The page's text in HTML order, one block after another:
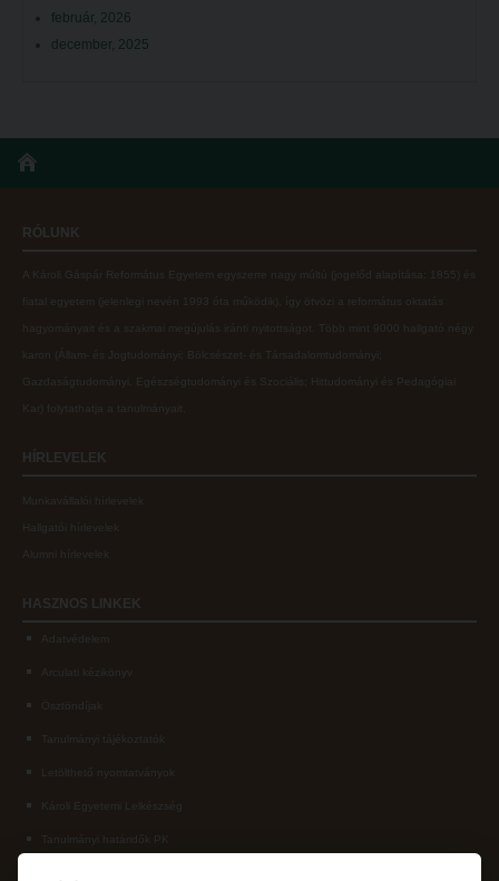
február, 2026
december, 2025
RÓLUNK
A Károli Gáspár Református Egyetem egyszerre nagy múltú (jogelőd alapítása: 1855) és
fiatal egyetem (jelenlegi nevén 1993 óta működik), így ötvözi a református oktatás
hagyományait és a szakmai megújulás iránti nyitottságot. Több mint 9000 hallgató négy
karon ( Állam- és Jogtudományi; Bölcsészet- és Társadalomtudományi;
Gazdaságtudományi, Egészségtudományi és Szociális; Hittudományi és Pedagógiai
Kar ) folytathatja a tanulmányait.
HÍRLEVELEK
Munkavállalói hírlevelek
Hallgatói hírlevelek
Alumni hírlevelek
HASZNOS LINKEK
Adatvédelem
Arculati kézikönyv
Ösztöndíjak
Tanulmányi tájékoztatók
Letölthető nyomtatványok
Károli Egyetemi Lelkészség
Tanulmányi határidők PK